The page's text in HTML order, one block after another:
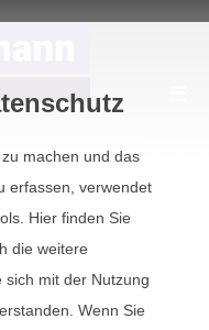
machen und das
erfassen, verwendet
Hier finden Sie
die weitere
sich mit der Nutzung
Wenn Sie